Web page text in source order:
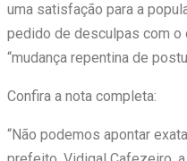
uma satisfação para a
pedido de desculpas com
“mudança repentina de
Confira a nota completa:
“Não podemos apontar